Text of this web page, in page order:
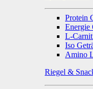
Protein
Energie
L-
Iso
Amino
Riegel &